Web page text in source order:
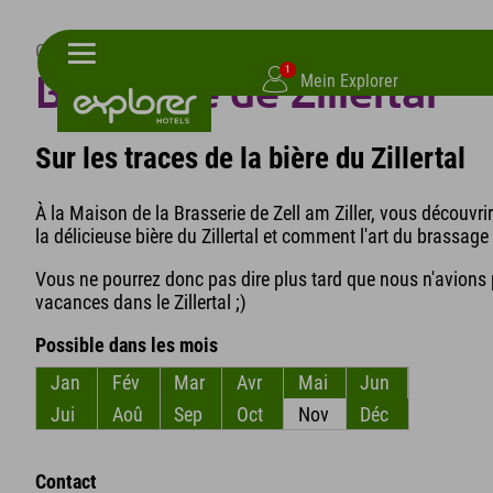
1
Mein Explorer
Conseil en cas de mauvais temps : visitez la Maison d’art
Brasserie de Zillertal
Sur les traces de la bière du Zillertal
À la Maison de la Brasserie de Zell am Ziller, vous
la délicieuse bière du Zillertal et comment l'art du
Vous ne pourrez donc pas dire plus tard que nous
vacances dans le Zillertal ;)
Possible dans les mois
Jan
Fév Mar Avr Mai
Jun
Jui
Aoû Sep Oct Nov Déc
Contact